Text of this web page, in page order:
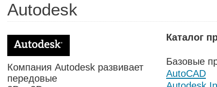
Autodesk
Компания Autodesk развивает
передовые
Каталог
Базовые
AutoCAD